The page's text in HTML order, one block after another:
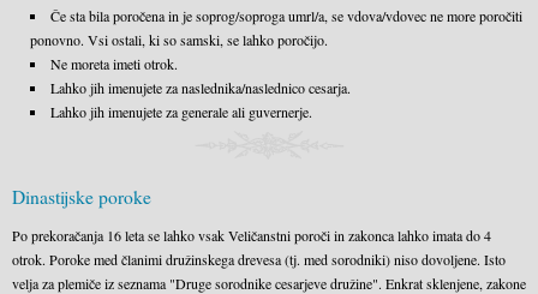
Če sta bila poročena in je soprog/soproga umrl/a, se vdova/vdovec ne more poročiti
ponovno. Vsi ostali, ki so samski, se lahko poročijo.
Ne moreta imeti otrok.
Lahko jih imenujete za naslednika/naslednico cesarja.
Lahko jih imenujete za generale ali guvernerje.
Dinastijske poroke
Po prekoračanja 16 leta se lahko vsak Veličanstni poroči in zakonca lahko imata do 4
otrok. Poroke med članimi družinskega drevesa (tj. med sorodniki) niso dovoljene. Isto
velja za plemiče iz seznama "Druge sorodnike cesarjeve družine". Enkrat sklenjene, zakone